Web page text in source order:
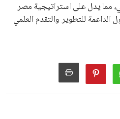
مما يدل على استراتيجية مصر
للتطوير والتقدم العلمي